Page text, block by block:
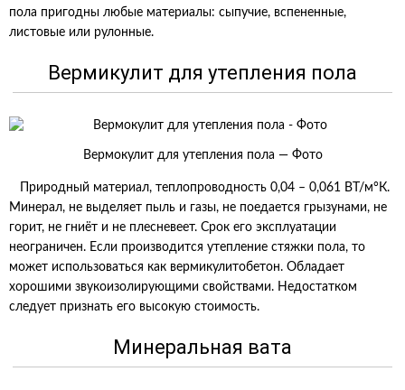
пола пригодны любые материалы: сыпучие, вспененные,
листовые или рулонные.
Вермикулит для утепления пола
Вермокулит для утепления пола — Фото
Природный материал, теплопроводность 0,04 – 0,061 ВТ/м°К.
Минерал, не выделяет пыль и газы, не поедается грызунами, не
горит, не гниёт и не плесневеет. Срок его эксплуатации
неограничен. Если производится утепление стяжки пола, то
может использоваться как вермикулитобетон. Обладает
хорошими звукоизолирующими свойствами. Недостатком
следует признать его высокую стоимость.
Минеральная вата